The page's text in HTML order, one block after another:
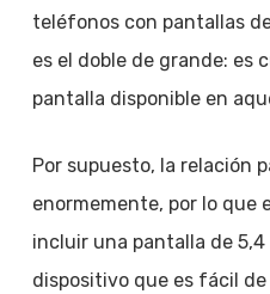
teléfonos con pantallas
es el doble de grande: es
pantalla disponible en
Por supuesto, la relación
enormemente, por lo que
incluir una pantalla de
dispositivo que es fácil